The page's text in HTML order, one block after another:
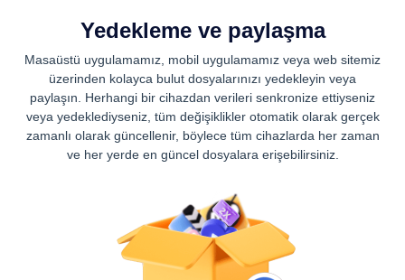
Yedekleme ve paylaşma
Masaüstü uygulamamız, mobil uygulamamız veya web sitemiz
üzerinden kolayca bulut dosyalarınızı yedekleyin veya
paylaşın. Herhangi bir cihazdan verileri senkronize ettiyseniz
veya yedeklediyseniz, tüm değişiklikler otomatik olarak gerçek
zamanlı olarak güncellenir, böylece tüm cihazlarda her zaman
ve her yerde en güncel dosyalara erişebilirsiniz.